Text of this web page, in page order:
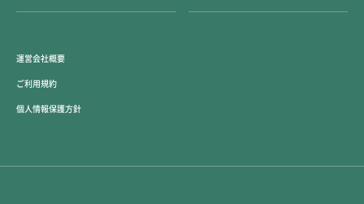
運営会社概要
ご利用規約
個人情報保護方針